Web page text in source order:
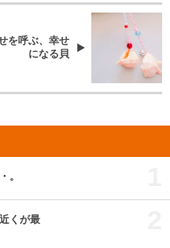
を呼ぶ、幸せ
になる貝
。
くが最